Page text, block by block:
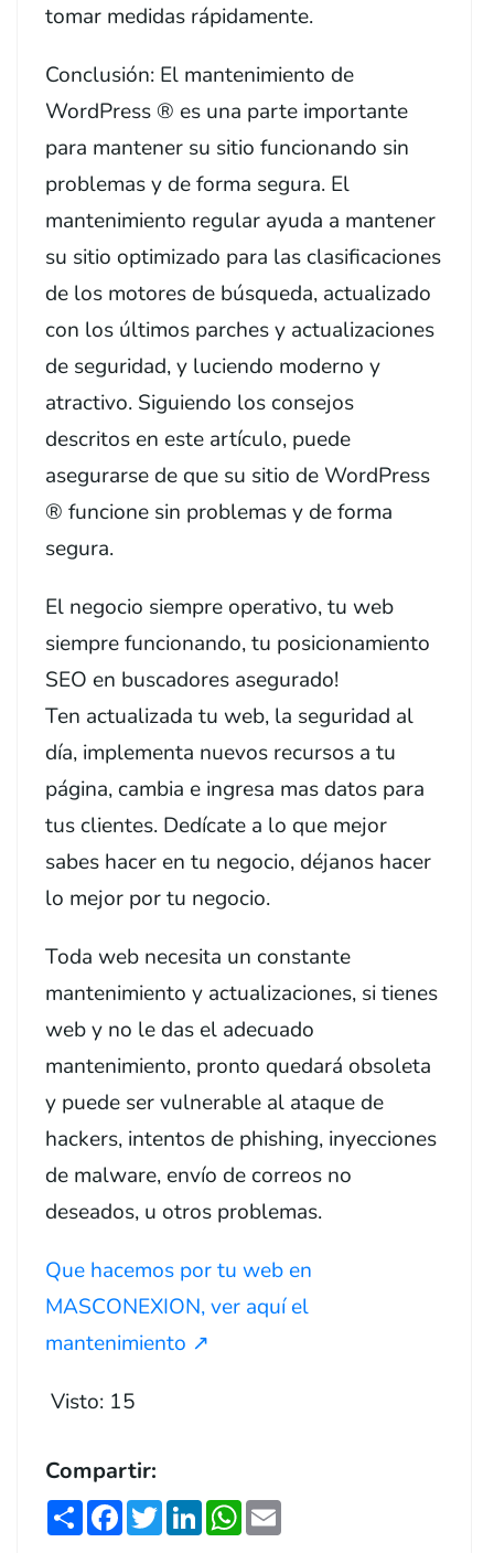
tomar medidas rápidamente.
Conclusión: El mantenimiento de
WordPress ® es una parte importante
para mantener su sitio funcionando sin
problemas y de forma segura. El
mantenimiento regular ayuda a mantener
su sitio optimizado para las clasificaciones
de los motores de búsqueda, actualizado
con los últimos parches y actualizaciones
de seguridad, y luciendo moderno y
atractivo. Siguiendo los consejos
descritos en este artículo, puede
asegurarse de que su sitio de WordPress
® funcione sin problemas y de forma
segura.
El negocio siempre operativo, tu web
siempre funcionando, tu posicionamiento
SEO en buscadores asegurado!
Ten actualizada tu web, la seguridad al
día, implementa nuevos recursos a tu
página, cambia e ingresa mas datos para
tus clientes. Dedícate a lo que mejor
sabes hacer en tu negocio, déjanos hacer
lo mejor por tu negocio.
Toda web necesita un constante
mantenimiento y actualizaciones, si tienes
web y no le das el adecuado
mantenimiento, pronto quedará obsoleta
y puede ser vulnerable al ataque de
hackers, intentos de phishing, inyecciones
de malware, envío de correos no
deseados, u otros problemas.
Que hacemos por tu web en
MASCONEXION, ver aquí el
mantenimiento ↗️
Visto: 15
Compartir:
ShareFacebook
TwitterLinkedInWhatsApp